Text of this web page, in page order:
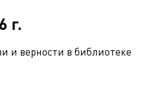
г.
и верности в библиотеке